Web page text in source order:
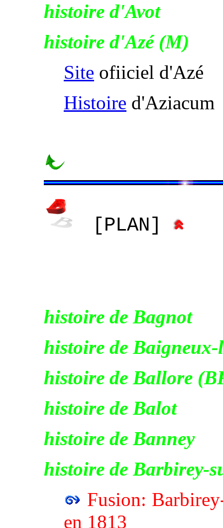
histoire d'Avot
histoire d'Azé (M)
Site ofiiciel d'Azé
Histoire d'Aziacum
[PLAN]
histoire de Bagnot
histoire de
histoire de Ballore
histoire de Balot
histoire de Banney
histoire de Barbirey-
Fusion:
en 1813